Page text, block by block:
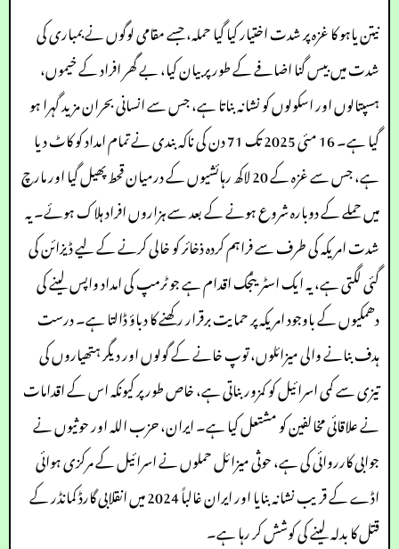
نیتن یاہو کا غزہ پر شدت اختیار کیا گیا حملہ، جسے مقامی لوگوں نے بمباری کی
شدت میں بیس گنا اضافے کے طور پر بیان کیا، بے گھر افراد کے خیموں،
ہسپتالوں اور اسکولوں کو نشانہ بناتا ہے، جس سے انسانی بحران مزید گہرا ہو
گیا ہے۔ 16 مئی 2025 تک 71 دن کی ناکہ بندی نے تمام امداد کو کاٹ دیا
ہے، جس سے غزہ کے 20 لاکھ رہائشیوں کے درمیان قحط پھیل گیا اور مارچ
میں حملے کے دوبارہ شروع ہونے کے بعد سے ہزاروں افراد ہلاک ہوئے۔ یہ
شدت امریکہ کی طرف سے فراہم کردہ ذخائر کو خالی کرنے کے لیے ڈیزائن کی
گئی لگتی ہے، یہ ایک اسٹریٹجک اقدام ہے جو ٹرمپ کی امداد واپس لینے کی
دھمکیوں کے باوجود امریکہ پر حمایت برقرار رکھنے کا دباؤ ڈالتا ہے۔ درست
ہدف بنانے والی میزائلوں، توپ خانے کے گولوں اور دیگر ہتھیاروں کی
تیزی سے کمی اسرائیل کو کمزور بناتی ہے، خاص طور پر کیونکہ اس کے اقدامات
نے علاقائی مخالفین کو مشتعل کیا ہے۔ ایران، حزب اللہ اور حوثیوں نے
جوابی کارروائی کی ہے، حوثی میزائل حملوں نے اسرائیل کے مرکزی ہوائی
اڈے کے قریب نشانہ بنایا اور ایران غالباً 2024 میں انقلابی گارڈ کمانڈر کے
قتل کا بدلہ لینے کی کوشش کر رہا ہے۔